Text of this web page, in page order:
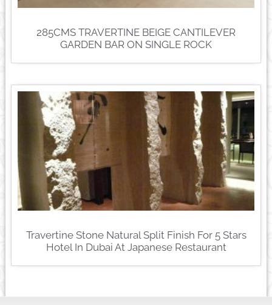
285CMS TRAVERTINE BEIGE CANTILEVER
GARDEN BAR ON SINGLE ROCK
Travertine Stone Natural Split Finish For 5 Stars
Hotel In Dubai At Japanese Restaurant